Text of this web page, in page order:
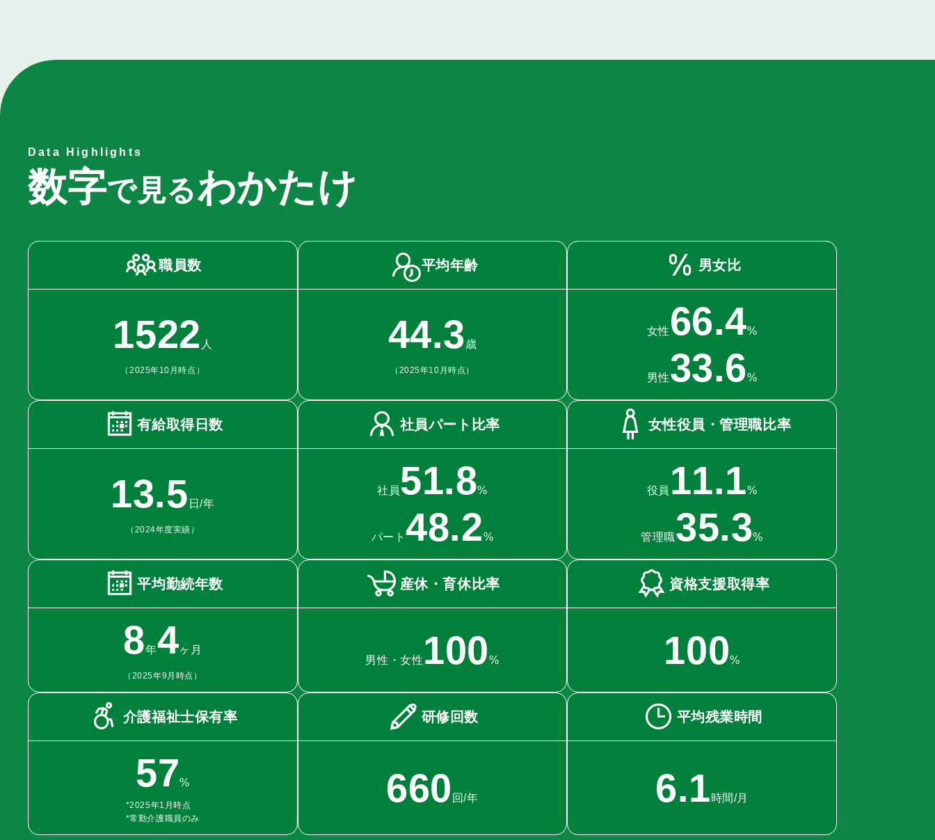
Data Highlights
数字で見るわかたけ
職員数
1522 人
（2025年10月時点）
平均年齢
44.3歳
（2025年10月時点）
男女比
女性 66.4%
男性33.6%
有給取得日数
13.5 日/年
（2024年度実績）
社員パート比率
社員 51.8%
パート48.2%
女性役員・管理職比率
役員 11.1%
管理職35.3%
平均勤続年数
8年4ヶ月
（2025年9月時点）
産休・育休比率
男性・女性 100%
資格支援取得率
100%
介護福祉士保有率
57%
*2025年1月時点
*常勤介護職員のみ
研修回数
660 回/年
平均残業時間
6.1時間/月